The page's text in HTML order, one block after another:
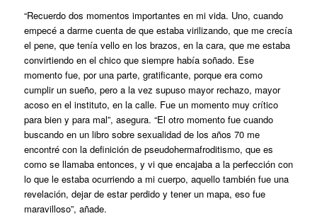
“Recuerdo dos momentos importantes en mi vida. Uno, cuando
empecé a darme cuenta de que estaba virilizando, que me crecía
el pene, que tenía vello en los brazos, en la cara, que me estaba
convirtiendo en el chico que siempre había soñado. Ese
momento fue, por una parte, gratificante, porque era como
cumplir un sueño, pero a la vez supuso mayor rechazo, mayor
acoso en el instituto, en la calle. Fue un momento muy crítico
para bien y para mal”, asegura. “El otro momento fue cuando
buscando en un libro sobre sexualidad de los años 70 me
encontré con la definición de pseudohermafroditismo, que es
como se llamaba entonces, y vi que encajaba a la perfección con
lo que le estaba ocurriendo a mi cuerpo, aquello también fue una
revelación, dejar de estar perdido y tener un mapa, eso fue
maravilloso”, añade.